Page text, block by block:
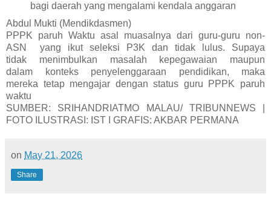
bagi daerah yang mengalami kendala anggaran
Abdul Mukti (Mendikdasmen)
PPPK paruh Waktu asal muasalnya dari guru-guru non-
ASN yang ikut seleksi P3K dan tidak lulus. Supaya
tidak menimbulkan masalah kepegawaian maupun
dalam konteks penyelenggaraan pendidikan, maka
mereka tetap mengajar dengan status guru PPPK paruh
waktu
SUMBER: SRIHANDRIATMO MALAU/ TRIBUNNEWS |
FOTO ILUSTRASI: IST I GRAFIS: AKBAR PERMANA
on May 21, 2026
Share